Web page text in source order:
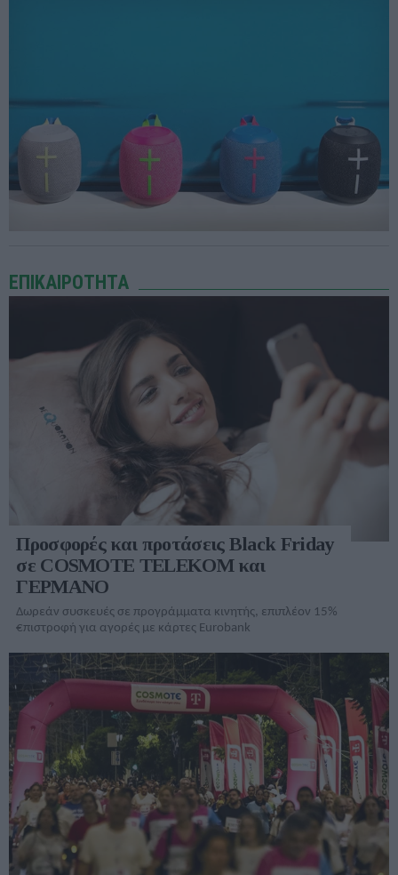
ΕΠΙΚΑΙΡΟΤΗΤΑ
Προσφορές και προτάσεις Black Friday
σε COSMOTE TELEKOM και
ΓΕΡΜΑΝΟ
Δωρεάν συσκευές σε προγράμματα κινητής, επιπλέον 15%
€πιστροφή για αγορές με κάρτες Eurobank